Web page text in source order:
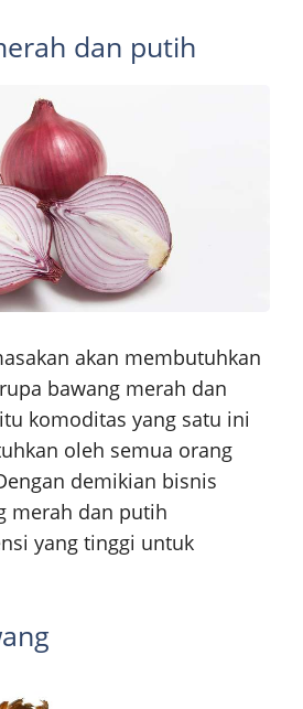
dan putih
akan membutuhkan
bawang merah dan
komoditas yang satu ini
oleh semua orang
demikian bisnis
merah dan putih
yang tinggi untuk